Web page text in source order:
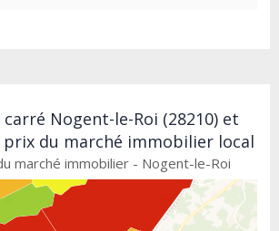
Nogent-le-Roi (28210) et
du marché immobilier local
marché immobilier - Nogent-le-Roi